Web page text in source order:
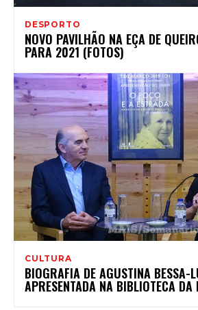
DESPORTO
NOVO PAVILHÃO NA EÇA DE
PARA 2021 (FOTOS)
CULTURA
BIOGRAFIA DE AGUSTINA BESSA-
APRESENTADA NA BIBLIOTECA DA